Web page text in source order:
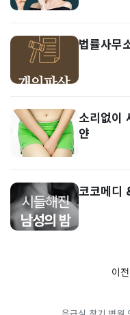
법률사무
소리없이
얀
코코메디
이전